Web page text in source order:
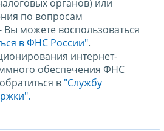
органов) или
по вопросам
можете воспользоваться
в ФНС России".
интернет-
обеспечения ФНС
в "Службу